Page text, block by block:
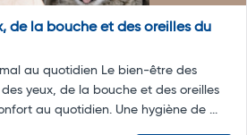
de la bouche et des oreilles du
au quotidien Le bien-être des
yeux, de la bouche et des oreilles
au quotidien. Une hygiène de ...